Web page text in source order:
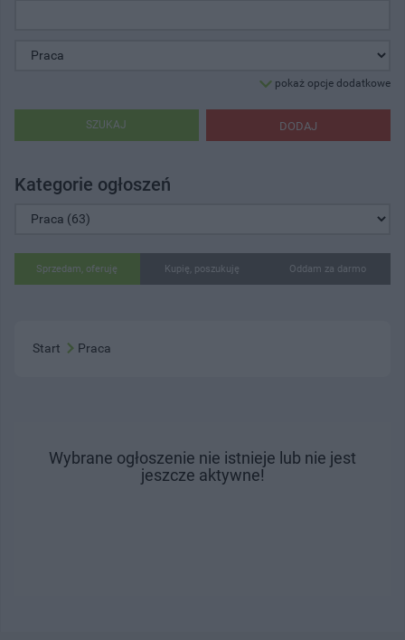
pokaż opcje dodatkowe
DODAJ
SZUKAJ
Kategorie ogłoszeń
Sprzedam, oferuję Kupię, poszukuję Oddam za darmo
Start Praca
Wybrane ogłoszenie nie istnieje lub nie jest
jeszcze aktywne!